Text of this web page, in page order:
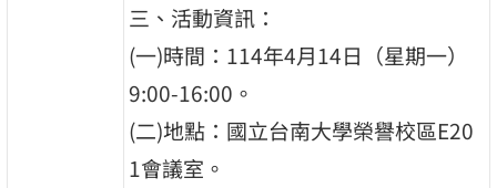
三、活動資訊：
(一)時間：114年4月14日（星期一）
9:00-16:00。
(二)地點：國立台南大學榮譽校區E20
1會議室。